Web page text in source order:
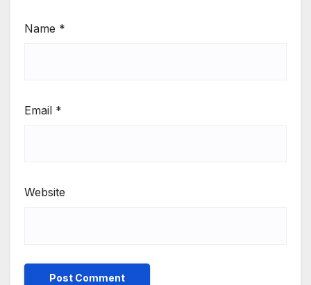
Name *
Email *
Website